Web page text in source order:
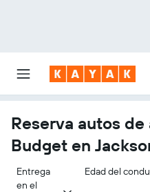
Reserva autos
Budget en
Entrega
en el
Edad del